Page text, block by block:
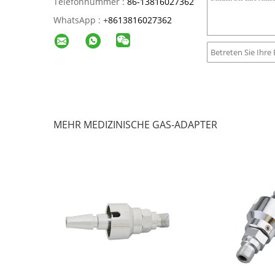
WhatsApp : +8613816027362
MEHR MEDIZINISCHE GAS-ADAPTER